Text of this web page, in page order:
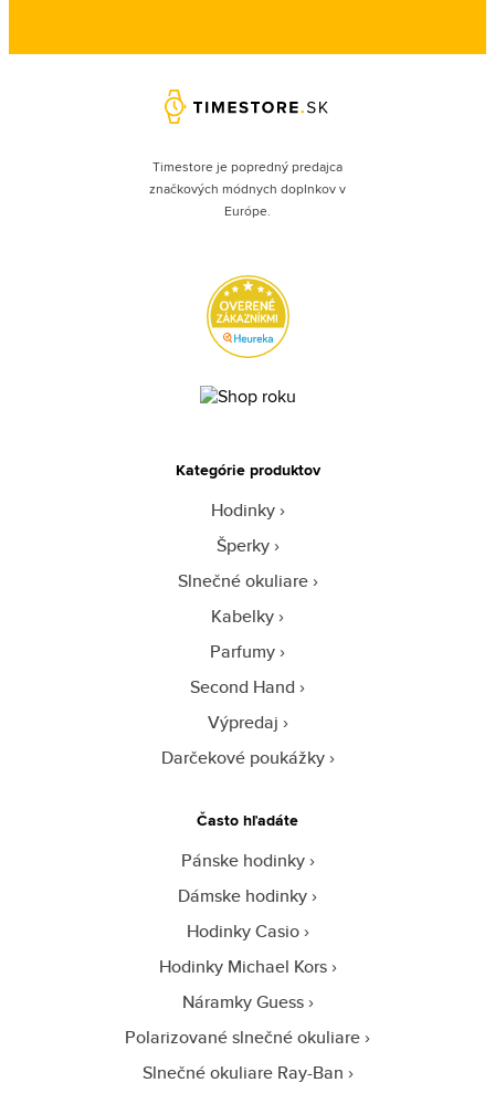
Timestore je popredný predajca
značkových módnych doplnkov v
Európe.
Kategórie produktov
Hodinky
Šperky
Slnečné okuliare
Kabelky
Parfumy
Second Hand
Výpredaj
Darčekové poukážky
Často hľadáte
Pánske hodinky
Dámske hodinky
Hodinky Casio
Hodinky Michael Kors
Náramky Guess
Polarizované slnečné okuliare
Slnečné okuliare Ray-Ban